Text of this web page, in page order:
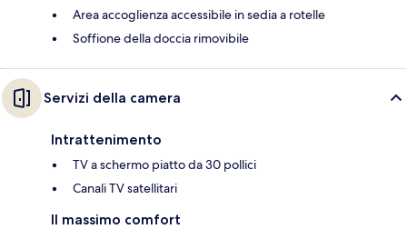
Area accoglienza accessibile in sedia a rotelle
Soffione della doccia rimovibile
Servizi della camera
Intrattenimento
TV a schermo piatto da 30 pollici
Canali TV satellitari
Il massimo comfort